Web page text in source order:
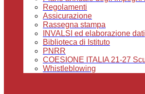
Regolamenti
Assicurazione
Rassegna stampa
INVALSI ed elaborazione dati
Biblioteca di Istituto
PNRR
COESIONE ITALIA 21-27
Whistleblowing